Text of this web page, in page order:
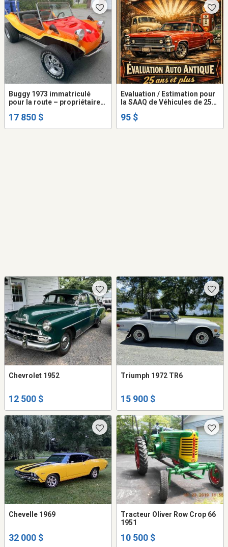
Buggy 1973 immatriculé
pour la route – propriétaire
17 850 $
Evaluation / Estimation pour
la SAAQ de Véhicules de 25
95 $
Chevrolet 1952
12 500 $
Triumph 1972 TR6
15 900 $
Chevelle 1969
32 000 $
Tracteur Oliver Row Crop 66
1951
10 500 $